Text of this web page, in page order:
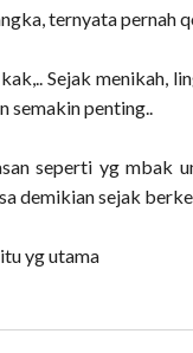
ternyata pernah
Sejak menikah,
semakin penting..
seperti yg mbak
demikian sejak
yg utama